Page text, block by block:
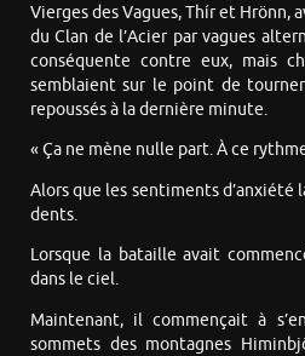
Vierges des Vagues, Thír et Hrönn,
du Clan de l’Acier par vagues
conséquente contre eux, mais
semblaient sur le point de
repoussés à la dernière minute.
« Ça ne mène nulle part. À ce
Alors que les sentiments d’anxiété
dents.
Lorsque la bataille avait
dans le ciel.
Maintenant, il commençait à
sommets des montagnes